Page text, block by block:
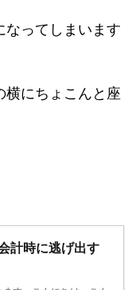
なってしまいます
横にちょこんと座
計時に逃げ出す